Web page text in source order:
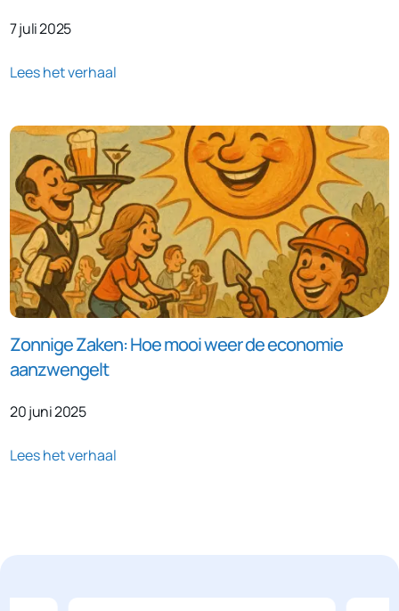
7 juli 2025
Lees het verhaal
Zonnige Zaken: Hoe mooi weer de economie
aanzwengelt
20 juni 2025
Lees het verhaal